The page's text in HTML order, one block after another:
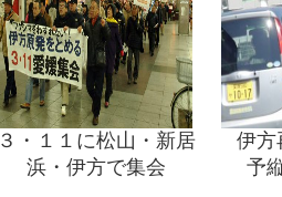
３・１１に松山・新居
浜・伊方で集会
伊方
予